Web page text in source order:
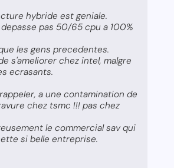
hybride est geniale.
pas 50/65 cpu a 100%
les gens precedentes.
s'ameliorer chez intel, malgre
ecrasants.
a une contamination de
chez tsmc !!! pas chez
le commercial sav qui
si belle entreprise.